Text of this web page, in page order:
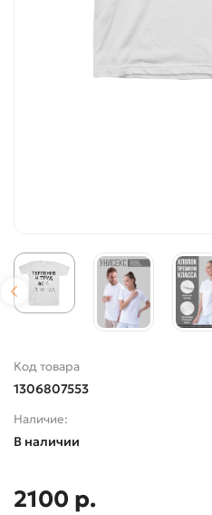
Код товара
1306807553
Наличие:
В наличии
2100 р.